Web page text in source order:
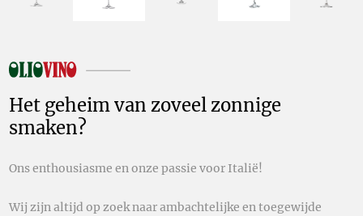
Het geheim van zoveel zonnige
smaken?
Ons enthousiasme en onze passie voor Italië!
Wij zijn altijd op zoek naar ambachtelijke en toegewijde